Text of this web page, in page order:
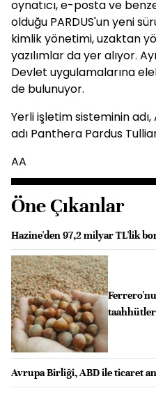
oynatıcı, e-posta ve
olduğu PARDUS'un yeni
kimlik yönetimi, uzaktan
yazılımlar da yer alıyor.
Devlet uygulamalarına
de bulunuyor.
Yerli işletim sisteminin adı,
adı Panthera Pardus
AA
Öne Çıkanlar
Hazine'den 97,2 milyar TL'lik
Avrupa Birliği, ABD ile ticaret